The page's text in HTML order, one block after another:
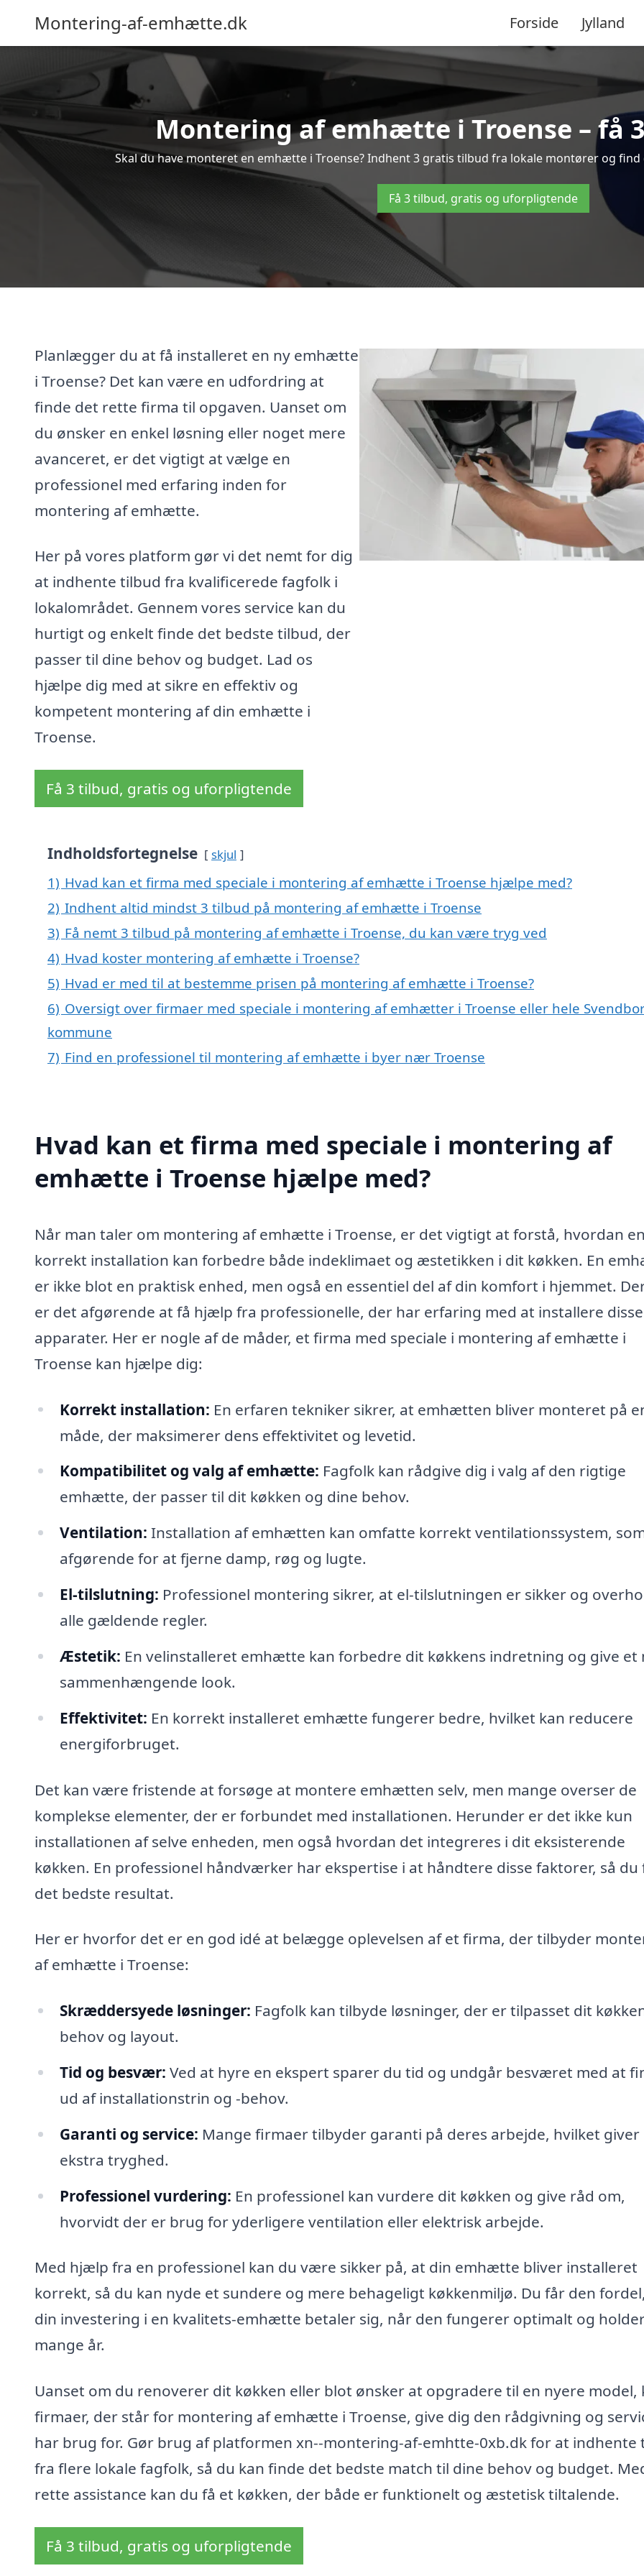
Montering-af-emhætte.dk Forside Jylland
Montering af emhætte i Troense – få
Skal du have monteret en emhætte i Troense? Indhent 3 gratis tilbud fra lokale montører og
Få 3 tilbud, gratis og uforpligtende
Planlægger du at få installeret en ny emhætte
i Troense? Det kan være en udfordring at
finde det rette firma til opgaven. Uanset om
du ønsker en enkel løsning eller noget mere
avanceret, er det vigtigt at vælge en
professionel med erfaring inden for
montering af emhætte.
Her på vores platform gør vi det nemt for dig
at indhente tilbud fra kvalificerede fagfolk i
lokalområdet. Gennem vores service kan du
hurtigt og enkelt finde det bedste tilbud, der
passer til dine behov og budget. Lad os
hjælpe dig med at sikre en effektiv og
kompetent montering af din emhætte i
Troense.
Få 3 tilbud, gratis og uforpligtende
Indholdsfortegnelse skjul
1) Hvad kan et firma med speciale i montering af emhætte i Troense hjælpe med?
2) Indhent altid mindst 3 tilbud på montering af emhætte i Troense
3) Få nemt 3 tilbud på montering af emhætte i Troense, du kan være tryg ved
4) Hvad koster montering af emhætte i Troense?
5) Hvad er med til at bestemme prisen på montering af emhætte i Troense?
6) Oversigt over firmaer med speciale i montering af emhætter i Troense eller hele
kommune
7) Find en professionel til montering af emhætte i byer nær Troense
Hvad kan et firma med speciale i montering af
emhætte i Troense hjælpe med?
Når man taler om montering af emhætte i Troense, er det vigtigt at forstå, hvordan en
korrekt installation kan forbedre både indeklimaet og æstetikken i dit køkken. En
er ikke blot en praktisk enhed, men også en essentiel del af din komfort i hjemmet.
er det afgørende at få hjælp fra professionelle, der har erfaring med at installere disse
apparater. Her er nogle af de måder, et firma med speciale i montering af emhætte i
Troense kan hjælpe dig:
Korrekt installation: En erfaren tekniker sikrer, at emhætten bliver monteret på
måde, der maksimerer dens effektivitet og levetid.
Kompatibilitet og valg af emhætte: Fagfolk kan rådgive dig i valg af den rigtige
emhætte, der passer til dit køkken og dine behov.
Ventilation: Installation af emhætten kan omfatte korrekt ventilationssystem,
afgørende for at fjerne damp, røg og lugte.
El-tilslutning: Professionel montering sikrer, at el-tilslutningen er sikker og
alle gældende regler.
Æstetik: En velinstalleret emhætte kan forbedre dit køkkens indretning og give et
sammenhængende look.
Effektivitet: En korrekt installeret emhætte fungerer bedre, hvilket kan reducere
energiforbruget.
Det kan være fristende at forsøge at montere emhætten selv, men mange overser de
komplekse elementer, der er forbundet med installationen. Herunder er det ikke kun
installationen af selve enheden, men også hvordan det integreres i dit eksisterende
køkken. En professionel håndværker har ekspertise i at håndtere disse faktorer, så du
det bedste resultat.
Her er hvorfor det er en god idé at belægge oplevelsen af et firma, der tilbyder
af emhætte i Troense:
Skræddersyede løsninger: Fagfolk kan tilbyde løsninger, der er tilpasset dit
behov og layout.
Tid og besvær: Ved at hyre en ekspert sparer du tid og undgår besværet med at
ud af installationstrin og -behov.
Garanti og service: Mange firmaer tilbyder garanti på deres arbejde, hvilket giver
ekstra tryghed.
Professionel vurdering: En professionel kan vurdere dit køkken og give råd om,
hvorvidt der er brug for yderligere ventilation eller elektrisk arbejde.
Med hjælp fra en professionel kan du være sikker på, at din emhætte bliver installeret
korrekt, så du kan nyde et sundere og mere behageligt køkkenmiljø. Du får den
din investering i en kvalitets-emhætte betaler sig, når den fungerer optimalt og
mange år.
Uanset om du renoverer dit køkken eller blot ønsker at opgradere til en nyere model,
firmaer, der står for montering af emhætte i Troense, give dig den rådgivning og
har brug for. Gør brug af platformen xn--montering-af-emhtte-0xb.dk for at indhente
fra flere lokale fagfolk, så du kan finde det bedste match til dine behov og budget.
rette assistance kan du få et køkken, der både er funktionelt og æstetisk tiltalende.
Få 3 tilbud, gratis og uforpligtende